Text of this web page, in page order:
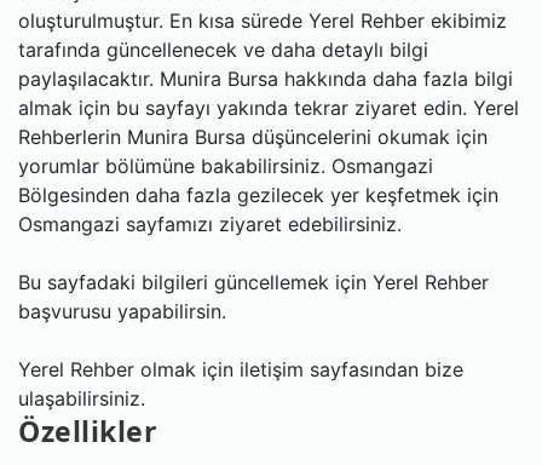
oluşturulmuştur. En kısa sürede Yerel Rehber ekibimiz
tarafında güncellenecek ve daha detaylı bilgi
paylaşılacaktır. Munira Bursa hakkında daha fazla bilgi
almak için bu sayfayı yakında tekrar ziyaret edin. Yerel
Rehberlerin Munira Bursa düşüncelerini okumak için
yorumlar bölümüne bakabilirsiniz. Osmangazi
Bölgesinden daha fazla gezilecek yer keşfetmek için
Osmangazi sayfamızı ziyaret edebilirsiniz.
Bu sayfadaki bilgileri güncellemek için Yerel Rehber
başvurusu yapabilirsin.
Yerel Rehber olmak için iletişim sayfasından bize
ulaşabilirsiniz.
Özellikler